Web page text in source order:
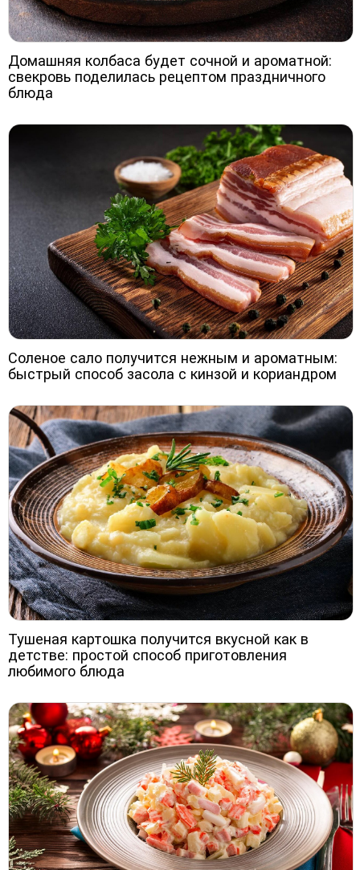
Домашняя колбаса будет сочной и ароматной:
свекровь поделилась рецептом праздничного
блюда
Соленое сало получится нежным и ароматным:
быстрый способ засола с кинзой и кориандром
Тушеная картошка получится вкусной как в
детстве: простой способ приготовления
любимого блюда